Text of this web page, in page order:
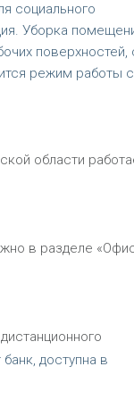
социального
Уборка
поверхностей,
режим работы с
области
в разделе
доступна в